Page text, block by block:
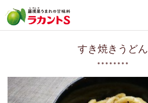
すき焼きうどん